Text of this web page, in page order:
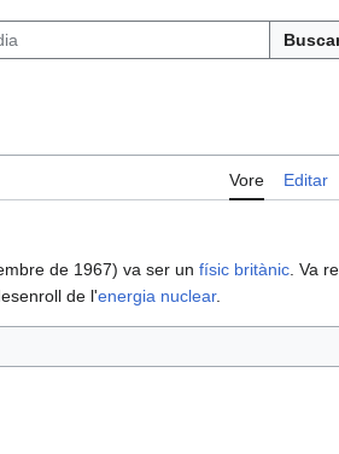
Vore Editar
de 1967) va ser un físic britànic . Va
de l'energia nuclear.